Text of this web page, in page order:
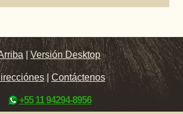
|Versión Desktop
| Contáctenos
+55 11 94294-8956